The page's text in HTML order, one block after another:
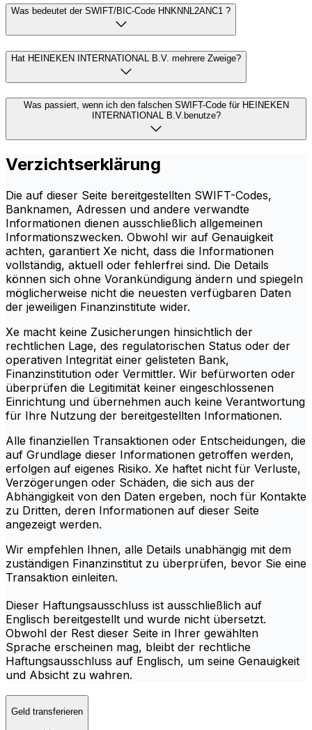
Was bedeutet der SWIFT/BIC-Code HNKNNL2ANC1 ?
Hat HEINEKEN INTERNATIONAL B.V. mehrere Zweige?
Was passiert, wenn ich den falschen SWIFT-Code für HEINEKEN
INTERNATIONAL B.V.benutze?
Verzichtserklärung
Die auf dieser Seite bereitgestellten SWIFT-Codes,
Banknamen, Adressen und andere verwandte
Informationen dienen ausschließlich allgemeinen
Informationszwecken. Obwohl wir auf Genauigkeit
achten, garantiert Xe nicht, dass die Informationen
vollständig, aktuell oder fehlerfrei sind. Die Details
können sich ohne Vorankündigung ändern und spiegeln
möglicherweise nicht die neuesten verfügbaren Daten
der jeweiligen Finanzinstitute wider.
Xe macht keine Zusicherungen hinsichtlich der
rechtlichen Lage, des regulatorischen Status oder der
operativen Integrität einer gelisteten Bank,
Finanzinstitution oder Vermittler. Wir befürworten oder
überprüfen die Legitimität keiner eingeschlossenen
Einrichtung und übernehmen auch keine Verantwortung
für Ihre Nutzung der bereitgestellten Informationen.
Alle finanziellen Transaktionen oder Entscheidungen, die
auf Grundlage dieser Informationen getroffen werden,
erfolgen auf eigenes Risiko. Xe haftet nicht für Verluste,
Verzögerungen oder Schäden, die sich aus der
Abhängigkeit von den Daten ergeben, noch für Kontakte
zu Dritten, deren Informationen auf dieser Seite
angezeigt werden.
Wir empfehlen Ihnen, alle Details unabhängig mit dem
zuständigen Finanzinstitut zu überprüfen, bevor Sie eine
Transaktion einleiten.
Dieser Haftungsausschluss ist ausschließlich auf
Englisch bereitgestellt und wurde nicht übersetzt.
Obwohl der Rest dieser Seite in Ihrer gewählten
Sprache erscheinen mag, bleibt der rechtliche
Haftungsausschluss auf Englisch, um seine Genauigkeit
und Absicht zu wahren.
Geld transferieren